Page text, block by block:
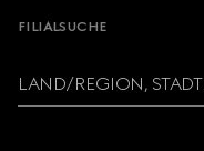
FILIALSUCHE
LAND/REGION, STADT